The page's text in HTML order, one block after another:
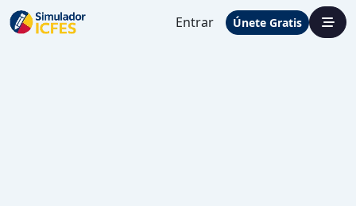
Entrar Únete Gratis